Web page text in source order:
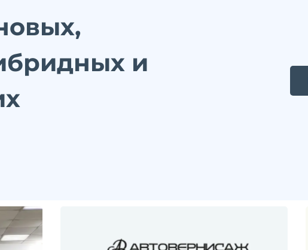
и